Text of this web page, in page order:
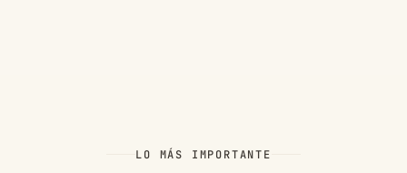
LO MÁS IMPORTANTE